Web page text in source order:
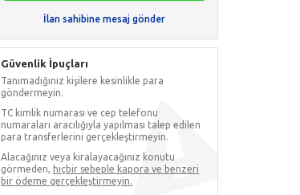
İlan sahibine mesaj gönder
Güvenlik İpuçları
Tanımadığınız kişilere kesinlikle para
göndermeyin.
TC kimlik numarası ve cep telefonu
numaraları aracılığıyla yapılması talep edilen
para transferlerini gerçekleştirmeyin.
Alacağınız veya kiralayacağınız konutu
görmeden, hiçbir sebeple kapora ve benzeri
bir ödeme gerçekleştirmeyin.